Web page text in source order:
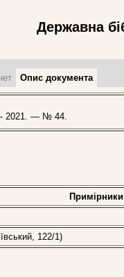
Державна
Опис документа
2021. — № 44.
Примірники
122/1)